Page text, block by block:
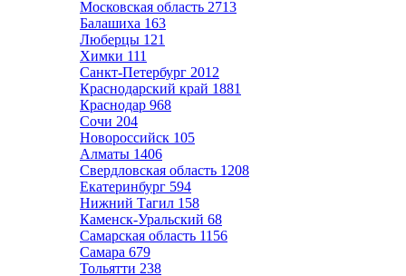
Московская область 2713
Балашиха 163
Люберцы 121
Химки 111
Санкт-Петербург 2012
Краснодарский край 1881
Краснодар 968
Сочи 204
Новороссийск 105
Алматы 1406
Свердловская область 1208
Екатеринбург 594
Нижний Тагил 158
Каменск-Уральский 68
Самарская область 1156
Самара 679
Тольятти 238